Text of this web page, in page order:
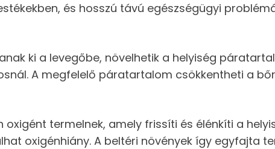
és hosszú távú egészségügyi
ki a levegőbe, növelhetik a helyiség
A megfelelő páratartalom csökkentheti a
termelnek, amely frissíti és élénkíti a
oxigénhiány. A beltéri növények így egyfajta